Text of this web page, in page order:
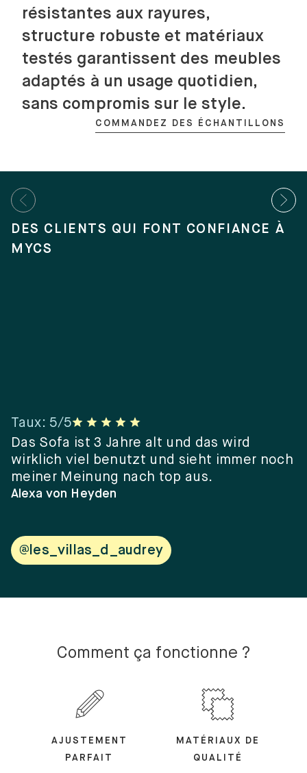
résistantes aux rayures,
structure robuste et matériaux
testés garantissent des meubles
adaptés à un usage quotidien,
sans compromis sur le style.
COMMANDEZ DES ÉCHANTILLONS
DES CLIENTS QUI FONT CONFIANCE À
MYCS
Das Sofa ist 3 Jahre alt und das wird
wirklich viel benutzt und sieht immer noch
meiner Meinung nach top aus.
Alexa von Heyden
Taux: 5/5
@les_villas_d_audrey
Comment ça fonctionne ?
AJUSTEMENT
PARFAIT
MATÉRIAUX DE
QUALITÉ